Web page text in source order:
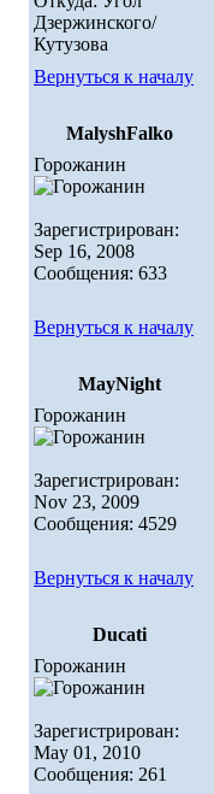
Дзержинского/
Кутузова
Вернуться к началу
MalyshFalko
Горожанин
Зарегистрирован:
Sep 16, 2008
Сообщения: 633
Вернуться к началу
MayNight
Горожанин
Зарегистрирован:
Nov 23, 2009
Сообщения: 4529
Вернуться к началу
Ducati
Горожанин
Зарегистрирован:
May 01, 2010
Сообщения: 261